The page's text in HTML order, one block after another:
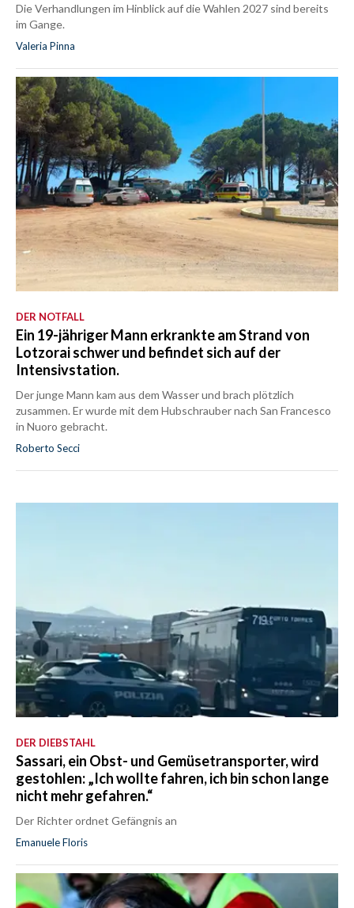
Die Verhandlungen im Hinblick auf die Wahlen 2027 sind bereits
im Gange.
Valeria Pinna
DER NOTFALL
Ein 19-jähriger Mann erkrankte am Strand von
Lotzorai schwer und befindet sich auf der
Intensivstation.
Der junge Mann kam aus dem Wasser und brach plötzlich
zusammen. Er wurde mit dem Hubschrauber nach San Francesco
in Nuoro gebracht.
Roberto Secci
DER DIEBSTAHL
Sassari, ein Obst- und Gemüsetransporter, wird
gestohlen: „Ich wollte fahren, ich bin schon lange
nicht mehr gefahren.“
Der Richter ordnet Gefängnis an
Emanuele Floris